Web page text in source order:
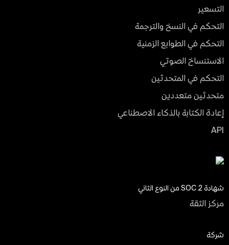
التسعير
التحكم في النسخ والترجمة
التحكم في الطوابع الزمنية
الاستنساخ الصوتي
التحكم في المتحدثين
متحدثين متعددين
إعادة الكتابة بالذكاء الاصطناعي
API
شهادة SOC 2 من النوع الثاني
مركز الثقة
شركة